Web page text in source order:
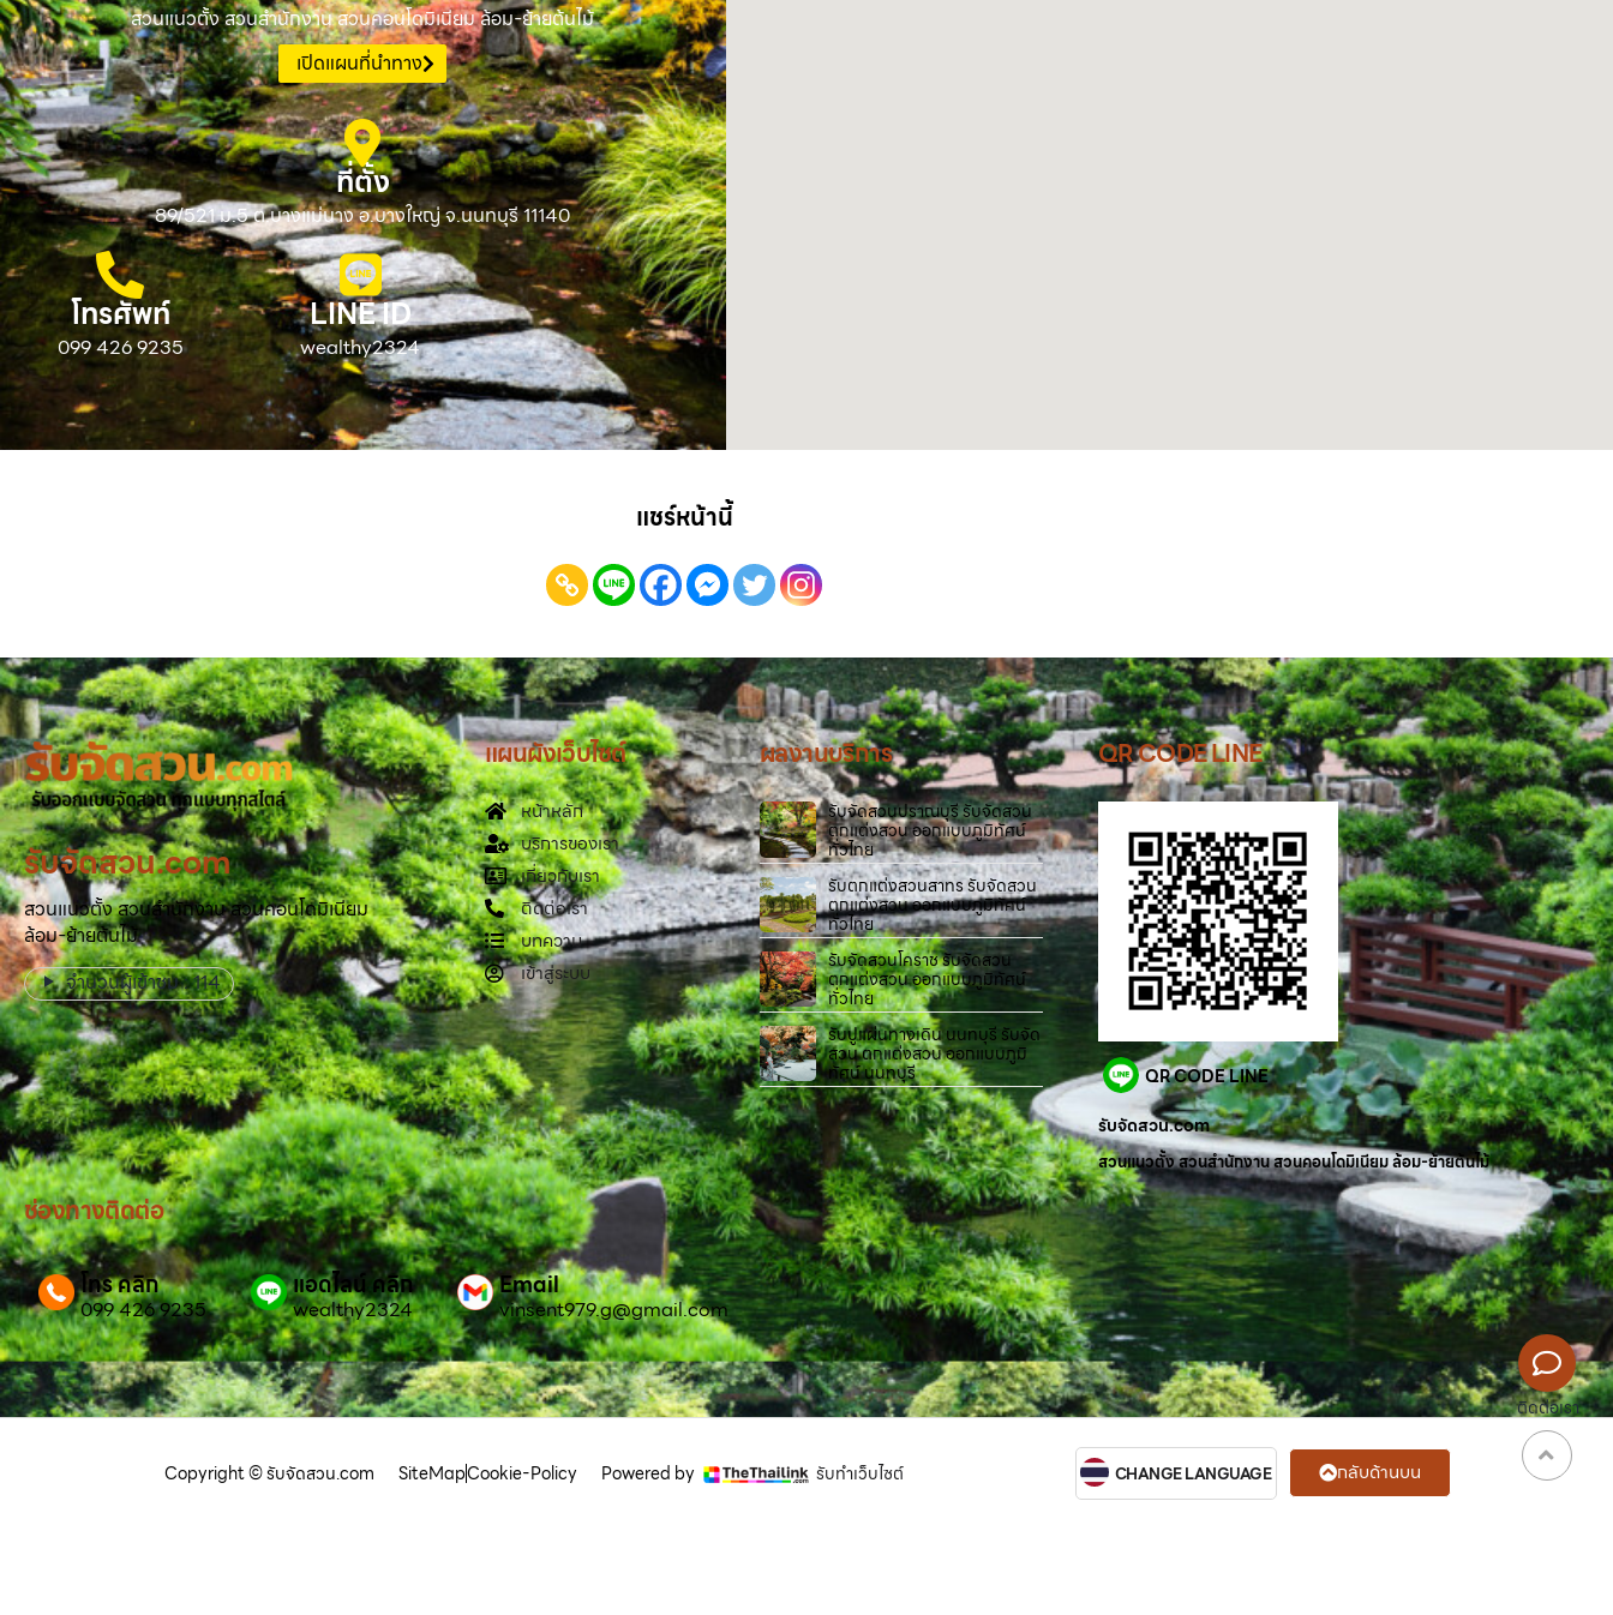
สวนแนวตั้ง สวนสำนักงาน สวนคอนโดมิเนียม ล้อม-ย้ายต้นไม้
เปิดแผนที่นำทาง
ที่ตั้ง
89/521 ม.5 ต.บางแม่นาง อ.บางใหญ่ จ.นนทบุรี 11140
โทรศัพท์
099 426 9235
LINE ID
wealthy2324
แชร์หน้านี้
รับจัดสวน.com
สวนแนวตั้ง สวนสำนักงาน สวนคอนโดมิเนียม
ล้อม-ย้ายต้นไม้
จำนวนผู้เข้าชม :114
แผนผังเว็บไซต์
หน้าหลัก
บริการของเรา
เกี่ยวกับเรา
ติดต่อเรา
บทความ
เข้าสู่ระบบ
ผลงานบริการ
รับจัดสวนปราณบุรี รับจัดสวน
ตกแต่งสวน ออกแบบภูมิทัศน์
ทั่วไทย
รับตกแต่งสวนสาทร รับจัดสวน
ตกแต่งสวน ออกแบบภูมิทัศน์
ทั่วไทย
รับจัดสวนโคราช รับจัดสวน
ตกแต่งสวน ออกแบบภูมิทัศน์
ทั่วไทย
รับปูแผ่นทางเดิน นนทบุรี รับจัด
สวน ตกแต่งสวน ออกแบบภูมิ
ทัศน์ นนทบุรี
QR CODE LINE
QR CODE LINE
รับจัดสวน.com
สวนแนวตั้ง สวนสำนักงาน สวนคอนโดมิเนียม ล้อม-ย้ายต้นไม้
ช่องทางติดต่อ
โทร คลิก
099 426 9235
แอดไลน์ คลิก
wealthy2324
Email
vinsent979.g@gmail.com
Copyright © รับจัดสวน.com SiteMapCookie-Policy Powered by รับทำเว็บไซต์ CHANGE LANGUAGE กลับด้านบน
ติดต่อเรา